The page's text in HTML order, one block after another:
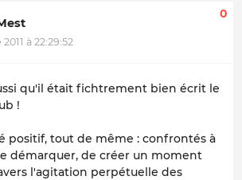
à 22:29:52
0
qu'il était fichtrement bien écrit le
!
positif, tout de même : confrontés à
démarquer, de créer un moment
l'agitation perpétuelle des